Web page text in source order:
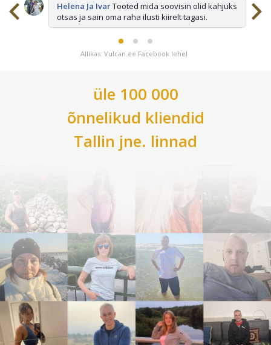
Helena Ja IvarTooted mida soovisin olid kahjuks
otsas ja sain oma raha ilusti kiirelt tagasi.
Allikas: Vulcan.ee Facebook lehel
üle 100 000
õnnelikud kliendid
Tallin jne. linnad